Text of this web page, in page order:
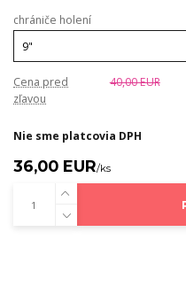
chrániče holení
Cena pred
zľavou
40,00 EUR
Nie sme platcovia DPH
36,00 EUR/ks